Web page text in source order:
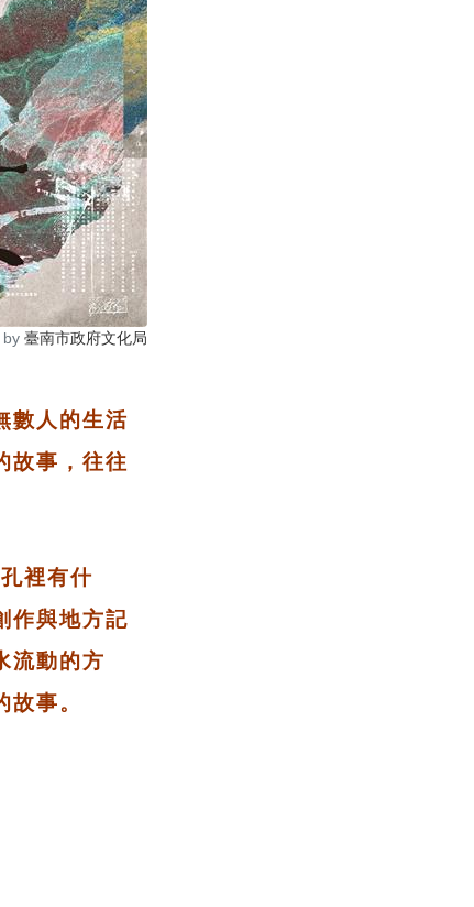
by 臺南市政府文化局
數人的生活
故事，往往
裡有什
作與地方記
流動的方
事。